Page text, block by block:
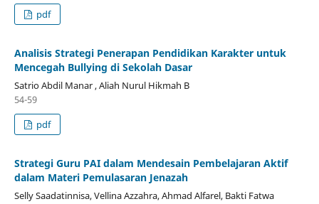
pdf
Analisis Strategi Penerapan Pendidikan Karakter untuk
Mencegah Bullying di Sekolah Dasar
Satrio Abdil Manar , Aliah Nurul Hikmah B
54-59
pdf
Strategi Guru PAI dalam Mendesain Pembelajaran Aktif
dalam Materi Pemulasaran Jenazah
Selly Saadatinnisa, Vellina Azzahra, Ahmad Alfarel, Bakti Fatwa